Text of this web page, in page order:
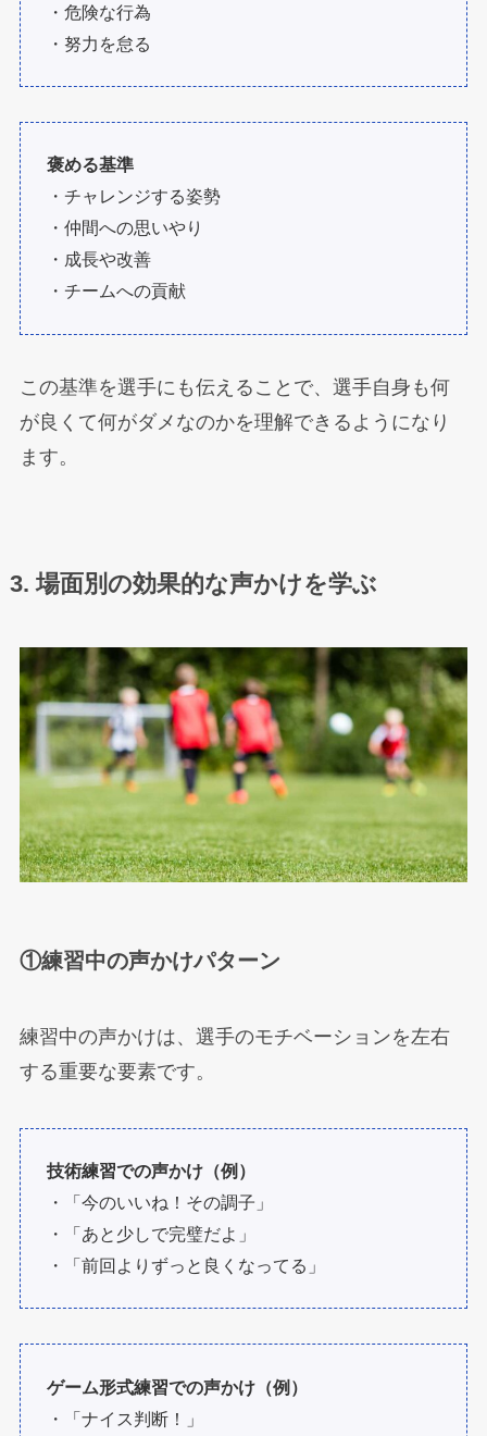
・危険な行為
・努力を怠る
褒める基準
・チャレンジする姿勢
・仲間への思いやり
・成長や改善
・チームへの貢献
この基準を選手にも伝えることで、選手自身も何
が良くて何がダメなのかを理解できるようになり
ます。
3. 場面別の効果的な声かけを学ぶ
①練習中の声かけパターン
練習中の声かけは、選手のモチベーションを左右
する重要な要素です。
技術練習での声かけ（例）
・「今のいいね！その調子」
・「あと少しで完璧だよ」
・「前回よりずっと良くなってる」
ゲーム形式練習での声かけ（例）
・「ナイス判断！」